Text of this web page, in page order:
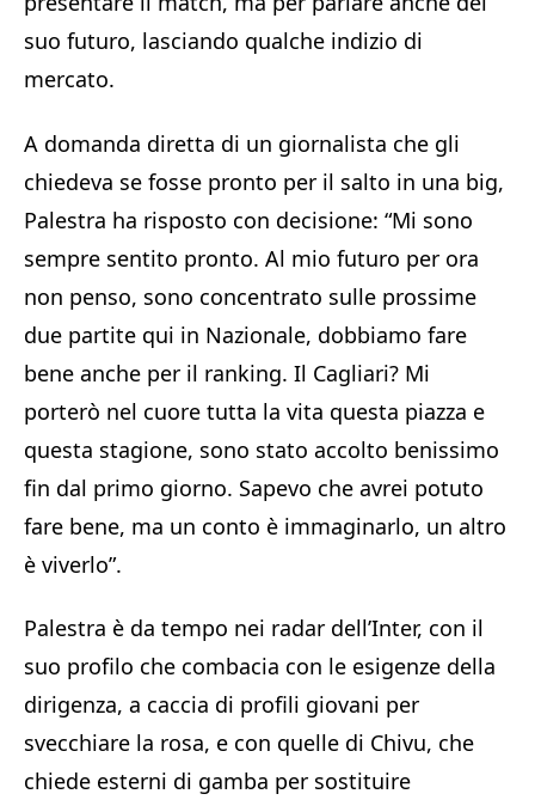
suo futuro, lasciando qualche indizio di
mercato.
A domanda diretta di un giornalista che gli
chiedeva se fosse pronto per il salto in una big,
Palestra ha risposto con decisione: “Mi sono
sempre sentito pronto. Al mio futuro per ora
non penso, sono concentrato sulle prossime
due partite qui in Nazionale, dobbiamo fare
bene anche per il ranking. Il Cagliari? Mi
porterò nel cuore tutta la vita questa piazza e
questa stagione, sono stato accolto benissimo
fin dal primo giorno. Sapevo che avrei potuto
fare bene, ma un conto è immaginarlo, un altro
è viverlo”.
Palestra è da tempo nei radar dell’Inter, con il
suo profilo che combacia con le esigenze della
dirigenza, a caccia di profili giovani per
svecchiare la rosa, e con quelle di Chivu, che
chiede esterni di gamba per sostituire